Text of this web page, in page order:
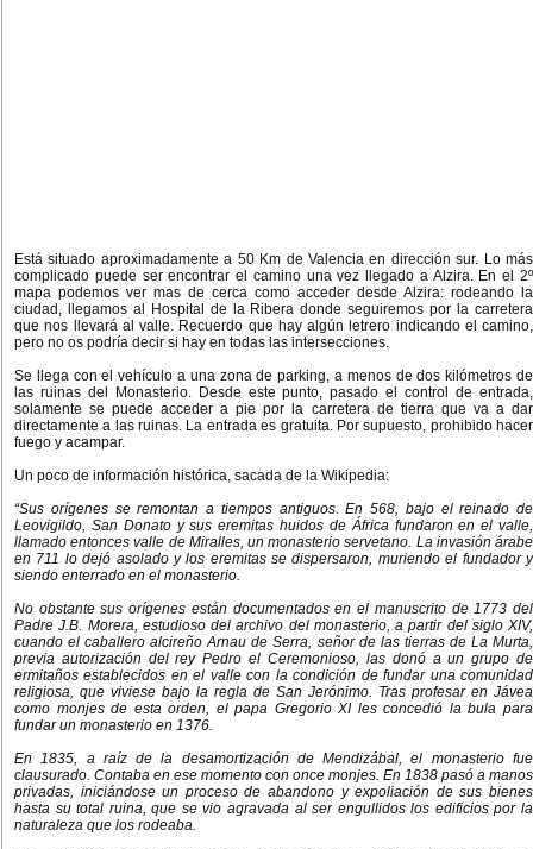
Está situado aproximadamente a 50 Km de Valencia en dirección sur. Lo más
complicado puede ser encontrar el camino una vez llegado a Alzira. En el 2º
mapa podemos ver mas de cerca como acceder desde Alzira: rodeando la
ciudad, llegamos al Hospital de la Ribera donde seguiremos por la carretera
que nos llevará al valle. Recuerdo que hay algún letrero indicando el camino,
pero no os podría decir si hay en todas las intersecciones.
Se llega con el vehículo a una zona de parking, a menos de dos kilómetros de
las ruinas del Monasterio. Desde este punto, pasado el control de entrada,
solamente se puede acceder a pie por la carretera de tierra que va a dar
directamente a las ruinas. La entrada es gratuita. Por supuesto, prohibido hacer
fuego y acampar.
Un poco de información histórica, sacada de la Wikipedia:
“Sus orígenes se remontan a tiempos antiguos. En 568, bajo el reinado de
Leovigildo, San Donato y sus eremitas huidos de África fundaron en el valle,
llamado entonces valle de Miralles, un monasterio servetano. La invasión árabe
en 711 lo dejó asolado y los eremitas se dispersaron, muriendo el fundador y
siendo enterrado en el monasterio.
No obstante sus orígenes están documentados en el manuscrito de 1773 del
Padre J.B. Morera, estudioso del archivo del monasterio, a partir del siglo XIV,
cuando el caballero alcireño Arnau de Serra, señor de las tierras de La Murta,
previa autorización del rey Pedro el Ceremonioso, las donó a un grupo de
ermitaños establecidos en el valle con la condición de fundar una comunidad
religiosa, que viviese bajo la regla de San Jerónimo. Tras profesar en Jávea
como monjes de esta orden, el papa Gregorio XI les concedió la bula para
fundar un monasterio en 1376.
En 1835, a raíz de la desamortización de Mendizábal, el monasterio fue
clausurado. Contaba en ese momento con once monjes. En 1838 pasó a manos
privadas, iniciándose un proceso de abandono y expoliación de sus bienes
hasta su total ruina, que se vio agravada al ser engullidos los edificios por la
naturaleza que los rodeaba.